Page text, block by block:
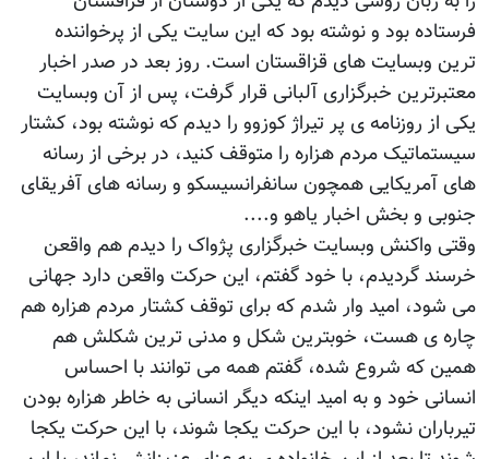
فرستاده بود و نوشته بود که این سایت یکی از پرخواننده
ترین وبسایت های قزاقستان است. روز بعد در صدر اخبار
معتبرترین خبرگزاری آلبانی قرار گرفت، پس از آن وبسایت
یکی از روزنامه ی پر تیراژ کوزوو را دیدم که نوشته بود، کشتار
سیستماتیک مردم هزاره را متوقف کنید، در برخی از رسانه
های آمریکایی همچون سانفرانسیسکو و رسانه های آفریقای
جنوبی و بخش اخبار یاهو و....
وقتی واکنش وبسایت خبرگزاری پژواک را دیدم هم واقعن
خرسند گردیدم، با خود گفتم، این حرکت واقعن دارد جهانی
می شود، امید وار شدم که برای توقف کشتار مردم هزاره هم
چاره ی هست، خوبترین شکل و مدنی ترین شکلش هم
همین که شروع شده، گفتم همه می توانند با احساس
انسانی خود و به امید اینکه دیگر انسانی به خاطر هزاره بودن
تیرباران نشود، با این حرکت یکجا شوند، با این حرکت یکجا